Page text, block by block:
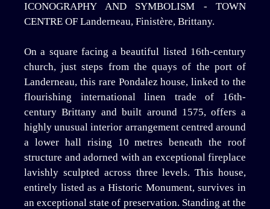
ICONOGRAPHY AND SYMBOLISM - TOWN
CENTRE OF Landerneau, Finistère, Brittany.
On a square facing a beautiful listed 16th-century
church, just steps from the quays of the port of
Landerneau, this rare Pondalez house, linked to the
flourishing international linen trade of 16th-
century Brittany and built around 1575, offers a
highly unusual interior arrangement centred around
a lower hall rising 10 metres beneath the roof
structure and adorned with an exceptional fireplace
lavishly sculpted across three levels. This house,
entirely listed as a Historic Monument, survives in
an exceptional state of preservation. Standing at the